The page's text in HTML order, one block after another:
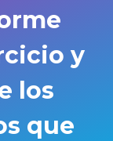
y
los
que